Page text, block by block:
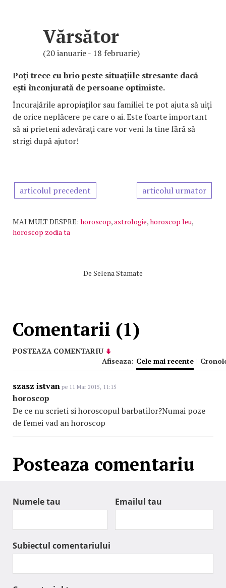
Vărsător
(20 ianuarie - 18 februarie)
Poţi trece cu brio peste situaţiile stresante dacă
eşti înconjurată de persoane optimiste.
Încurajările apropiaţilor sau familiei te pot ajuta să uiţi
de orice neplăcere pe care o ai. Este foarte important
să ai prieteni adevăraţi care vor veni la tine fără să
strigi după ajutor!
articolul precedent articolul urmator
MAI MULT DESPRE: horoscop,astrologie,horoscop leu,
horoscop zodia ta
De Selena Stamate
Comentarii (1)
POSTEAZA COMENTARIU
Afiseaza: Cele mai recente |
szasz istvan pe 11 Mar 2015, 11:15
horoscop
De ce nu scrieti si horoscopul barbatilor?Numai poze
de femei vad an horoscop
Posteaza comentariu
Numele tau Emailul tau
Subiectul comentariului